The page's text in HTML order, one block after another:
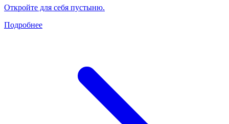
Откройте для себя пустыню.
Подробнее